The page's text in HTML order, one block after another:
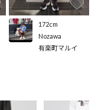
有楽町マルイ
Nozawa
172cm